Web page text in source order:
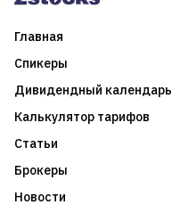
Главная
Спикеры
Дивидендный календарь
Калькулятор тарифов
Статьи
Брокеры
Новости